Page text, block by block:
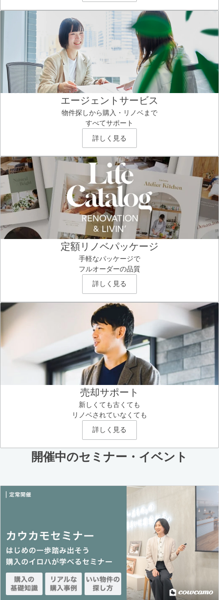
エージェントサービス
物件探しから購入・リノベまで
すべてサポート
詳しく見る
定額リノベパッケージ
手軽なパッケージで
フルオーダーの品質
詳しく見る
売却サポート
新しくても古くても
リノベされていなくても
詳しく見る
開催中のセミナー・イベント